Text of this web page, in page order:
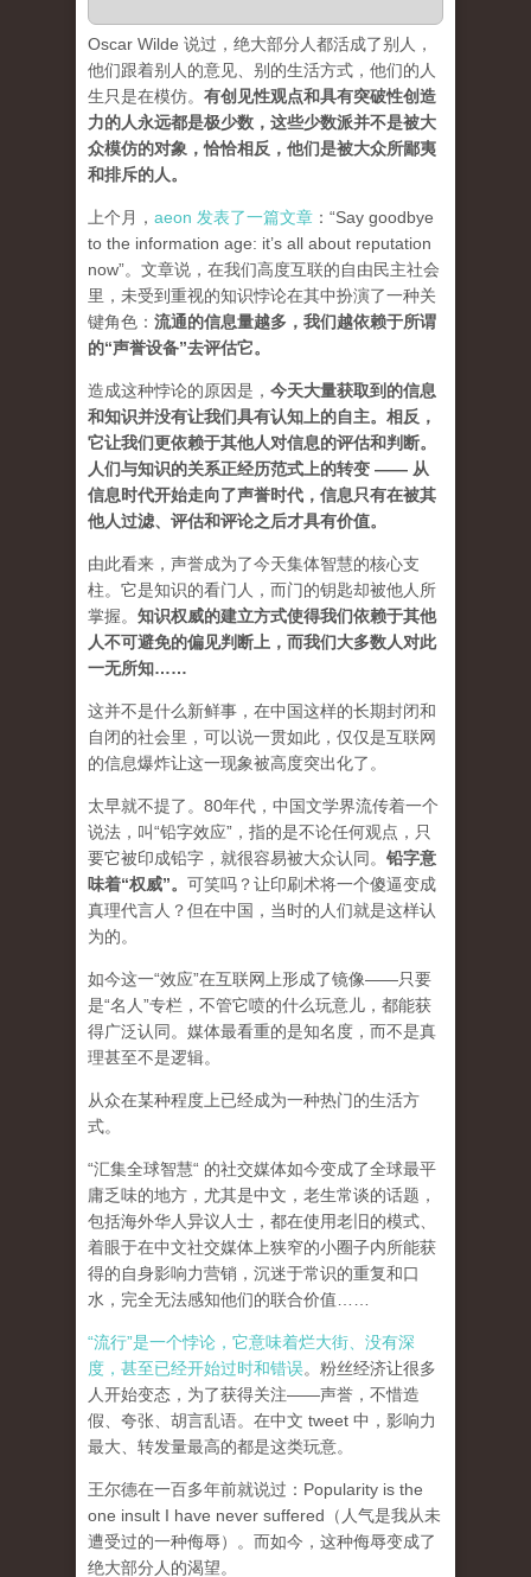
Oscar Wilde 说过，绝大部分人都活成了别人，
他们跟着别人的意见、别的生活方式，他们的人
生只是在模仿。 有创见性观点和具有突破性创造
力的人永远都是极少数，这些少数派并不是被大
众模仿的对象，恰恰相反，他们是被大众所鄙夷
和排斥的人。
上个月， aeon 发表了一篇文章 ：“Say goodbye
to the information age: it’s all about reputation
now”。文章说，在我们高度互联的自由民主社会
里，未受到重视的知识悖论在其中扮演了一种关
键角色： 流通的信息量越多，我们越依赖于所谓
的“声誉设备”去评估它。
造成这种悖论的原因是， 今天大量获取到的信息
和知识并没有让我们具有认知上的自主。相反，
它让我们更依赖于其他人对信息的评估和判断。
人们与知识的关系正经历范式上的转变 —— 从
信息时代开始走向了声誉时代，信息只有在被其
他人过滤、评估和评论之后才具有价值。
由此看来，声誉成为了今天集体智慧的核心支
柱。它是知识的看门人，而门的钥匙却被他人所
掌握。 知识权威的建立方式使得我们依赖于其他
人不可避免的偏见判断上，而我们大多数人对此
一无所知……
这并不是什么新鲜事，在中国这样的长期封闭和
自闭的社会里，可以说一贯如此，仅仅是互联网
的信息爆炸让这一现象被高度突出化了。
太早就不提了。80年代，中国文学界流传着一个
说法，叫“铅字效应”，指的是不论任何观点，只
要它被印成铅字，就很容易被大众认同。 铅字意
味着“权威”。 可笑吗？让印刷术将一个傻逼变成
真理代言人？但在中国，当时的人们就是这样认
为的。
如今这一“效应”在互联网上形成了镜像——只要
是“名人”专栏，不管它喷的什么玩意儿，都能获
得广泛认同。媒体最看重的是知名度，而不是真
理甚至不是逻辑。
从众在某种程度上已经成为一种热门的生活方
式。
“汇集全球智慧“ 的社交媒体如今变成了全球最平
庸乏味的地方，尤其是中文，老生常谈的话题，
包括海外华人异议人士，都在使用老旧的模式、
着眼于在中文社交媒体上狭窄的小圈子内所能获
得的自身影响力营销，沉迷于常识的重复和口
水，完全无法感知他们的联合价值……
“流行”是一个悖论，它意味着烂大街、没有深
度，甚至已经开始过时和错误。粉丝经济让很多
人开始变态，为了获得关注——声誉，不惜造
假、夸张、胡言乱语。在中文 tweet 中，影响力
最大、转发量最高的都是这类玩意。
王尔德在一百多年前就说过：Popularity is the
one insult I have never suffered（人气是我从未
遭受过的一种侮辱）。而如今，这种侮辱变成了
绝大部分人的渴望。